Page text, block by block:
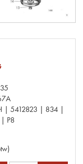
| 5412823 | 834 |
P8